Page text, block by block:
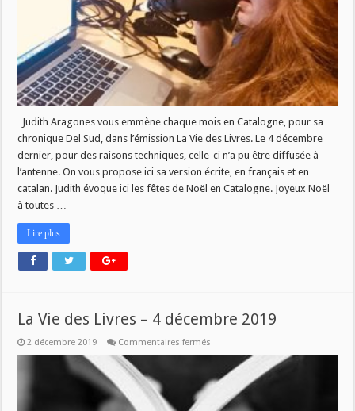
Judith Aragones vous emmène chaque mois en Catalogne, pour sa
chronique Del Sud, dans l’émission La Vie des Livres. Le 4 décembre
dernier, pour des raisons techniques, celle-ci n’a pu être diffusée à
l’antenne. On vous propose ici sa version écrite, en français et en
catalan. Judith évoque ici les fêtes de Noël en Catalogne. Joyeux Noël
à toutes …
Lire plus
La Vie des Livres – 4 décembre 2019
2 décembre 2019 Commentaires fermés
des
Livres